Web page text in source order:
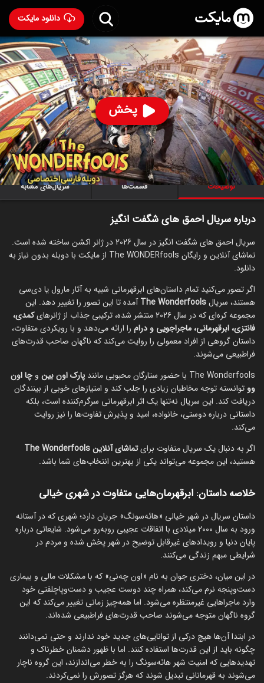
دانلود مایکت
پخش
سریال احمق های شگفت انگیز با دوبله فارسی - The
WONDERfools 2026
۵۷۵ 95% ۷.۷
ساخت کره جنوبی سال 2026
رده سنی ۱۸+
کره‌ای
سریال اکشن ماجراجویی کمدی علمی‌تخیلی
توضیحات قسمت‌ها سریال‌های مشابه
درباره سریال احمق های شگفت انگیز
سریال احمق های شگفت انگیز در سال 2026 در ژانر اکشن ساخته شده است.
تماشای آنلاین و رایگان The WONDERfools از مایکت با دوبله بدون نیاز به
دانلود.
اگر تصور می‌کنید تمام داستان‌های ابرقهرمانی شبیه به آثار مارول یا دی‌سی
هستند، سریالThe Wonderfoolsآمده تا این تصور را تغییر دهد. این
مجموعه کره‌ای که در سال ۲۰۲۶ منتشر شده، ترکیبی جذاب از ژانرهای
کمدی،
فانتزی، ابرقهرمانی، ماجراجویی و درام را ارائه می‌دهد و با رویکردی متفاوت،
داستان گروهی از افراد معمولی را روایت می‌کند که ناگهان صاحب قدرت‌های
فراطبیعی می‌شوند.
The Wonderfools با حضور ستارگان محبوبی مانند
پارک اون بین و چا اون
وو توانسته توجه مخاطبان زیادی را جلب کند و امتیازهای خوبی از بینندگان
دریافت کند. این سریال نه‌تنها یک اثر ابرقهرمانی سرگرم‌کننده است، بلکه
داستانی درباره دوستی، خانواده، امید و پذیرش تفاوت‌ها را نیز روایت
می‌کند.
اگر به دنبال یک سریال متفاوت برایتماشای آنلاین The Wonderfools
هستید، این مجموعه می‌تواند یکی از بهترین انتخاب‌های شما باشد.
خلاصه داستان: ابرقهرمان‌هایی متفاوت در شهری خیالی
داستان سریال در شهر خیالی «هائه‌سونگ» جریان دارد؛ شهری که در آستانه
ورود به سال ۲۰۰۰ میلادی با اتفاقات عجیبی روبه‌رو می‌شود. شایعاتی درباره
پایان دنیا و رویدادهای غیرقابل توضیح در شهر پخش شده و مردم در
شرایطی مبهم زندگی می‌کنند.
در این میان، دختری جوان به نام «اون چه‌نی» که با مشکلات مالی و بیماری
دست‌وپنجه نرم می‌کند، همراه چند دوست عجیب و دست‌وپاچلفتی خود
وارد ماجراهایی غیرمنتظره می‌شود. اما همه‌چیز زمانی تغییر می‌کند که این
گروه ناگهان متوجه می‌شوند صاحب قدرت‌های فراطبیعی شده‌اند.
در ابتدا آن‌ها هیچ درکی از توانایی‌های جدید خود ندارند و حتی نمی‌دانند
چگونه باید از این قدرت‌ها استفاده کنند. اما با ظهور دشمنان خطرناک و
تهدیدهایی که امنیت شهر هائه‌سونگ را به خطر می‌اندازند، این گروه ناچار
می‌شوند به قهرمانانی تبدیل شوند که هرگز تصورش را نمی‌کردند.